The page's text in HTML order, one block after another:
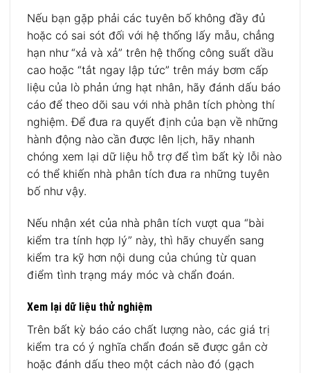
Nếu bạn gặp phải các tuyên bố không đầy đủ
hoặc có sai sót đối với hệ thống lấy mẫu, chẳng
hạn như “xả và xả” trên hệ thống công suất dầu
cao hoặc “tắt ngay lập tức” trên máy bơm cấp
liệu của lò phản ứng hạt nhân, hãy đánh dấu báo
cáo để theo dõi sau với nhà phân tích phòng thí
nghiệm. Để đưa ra quyết định của bạn về những
hành động nào cần được lên lịch, hãy nhanh
chóng xem lại dữ liệu hỗ trợ để tìm bất kỳ lỗi nào
có thể khiến nhà phân tích đưa ra những tuyên
bố như vậy.
Nếu nhận xét của nhà phân tích vượt qua “bài
kiểm tra tính hợp lý” này, thì hãy chuyển sang
kiểm tra kỹ hơn nội dung của chúng từ quan
điểm tình trạng máy móc và chẩn đoán.
Xem lại dữ liệu thử nghiệm
Trên bất kỳ báo cáo chất lượng nào, các giá trị
kiểm tra có ý nghĩa chẩn đoán sẽ được gắn cờ
hoặc đánh dấu theo một cách nào đó (gạch